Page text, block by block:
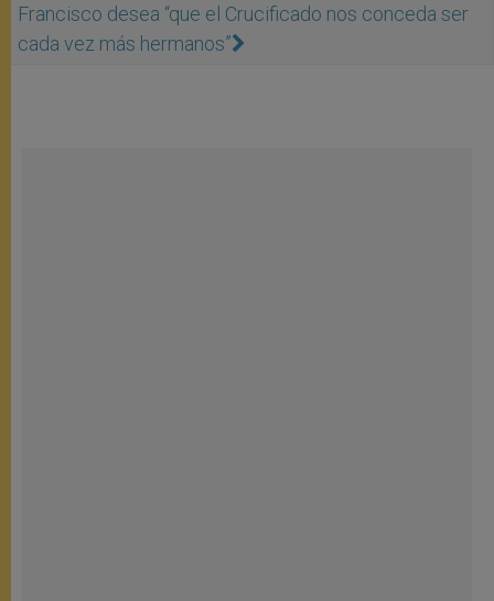
Francisco desea “que el Crucificado nos conceda ser
cada vez más hermanos”